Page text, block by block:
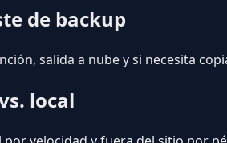
de backup
salida a nube y si necesita
local